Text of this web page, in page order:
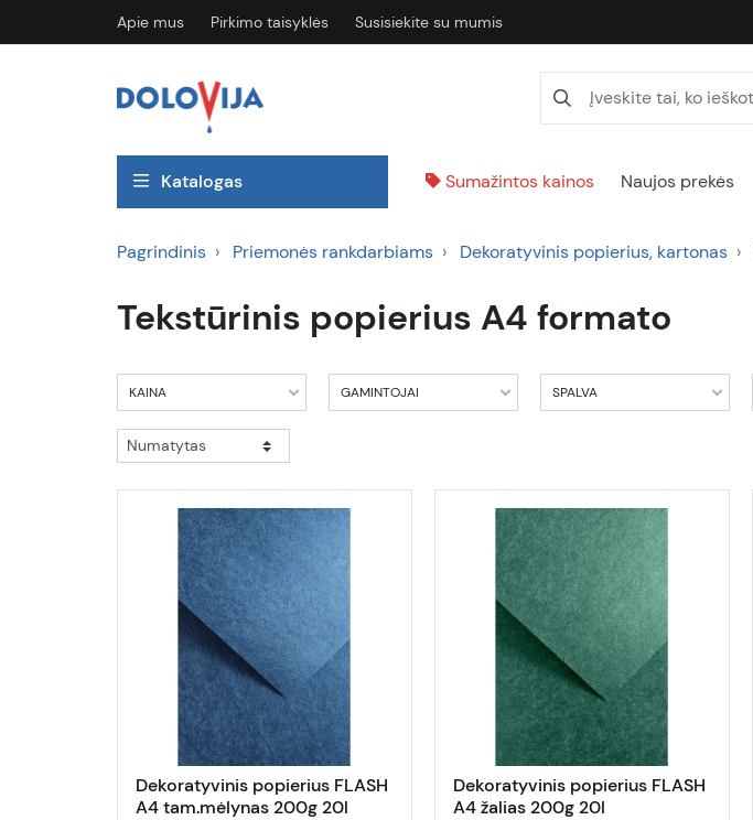
Apie mus Pirkimo taisyklės Susisiekite su mumis
Katalogas Sumažintos kainos Naujos prekės
Pagrindinis Priemonės rankdarbiams Dekoratyvinis popierius, kartonas
Tekstūrinis popierius A4 formato
KAINA GAMINTOJAI SPALVA
Dekoratyvinis popierius FLASH
A4 tam.mėlynas 200g 20l
Dekoratyvinis popierius FLASH
A4 žalias 200g 20l